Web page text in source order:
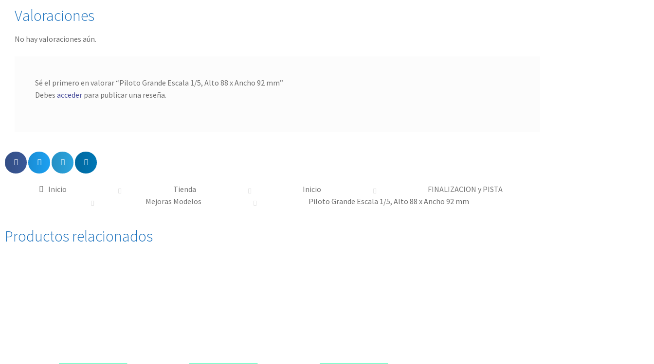
Valoraciones
No hay valoraciones aún.
Sé el primero en valorar “Piloto Grande Escala 1/5, Alto 88 x Ancho 92 mm”
Debes accederpara publicar una reseña.
Inicio Tienda Inicio
FINALIZACION y PISTA
Mejoras Modelos
Piloto Grande Escala 1/5, Alto 88 x Ancho 92 mm
Productos relacionados